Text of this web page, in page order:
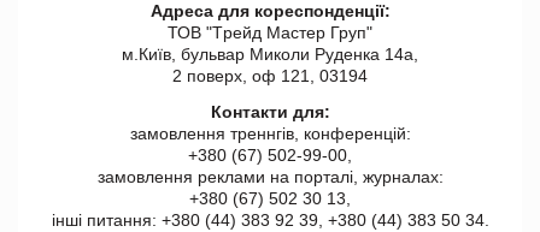
Адреса для кореспонденції:
ТОВ "Tрейд Мастер Груп"
м.Київ, бульвар Миколи Руденка 14а,
2 поверх, оф 121, 03194
Контакти для:
замовлення треннгів, конференцій:
+380 (67) 502-99-00,
замовлення реклами на порталі, журналах:
+380 (67) 502 30 13,
інші питання: +380 (44) 383 92 39, +380 (44) 383 50 34.